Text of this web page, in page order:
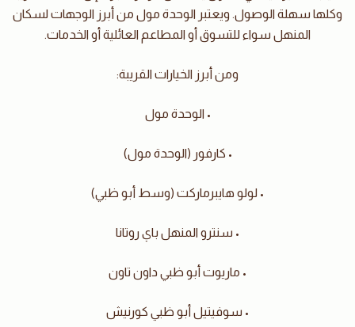
وكلها سهلة الوصول. ويعتبر الوحدة مول من أبرز الوجهات لسكان
المنهل سواء للتسوق أو المطاعم العائلية أو الخدمات.
ومن أبرز الخيارات القريبة:
• الوحدة مول
• كارفور (الوحدة مول)
• لولو هايبرماركت (وسط أبو ظبي)
• سنترو المنهل باي روتانا
• ماريوت أبو ظبي داون تاون
• سوفيتيل أبو ظبي كورنيش